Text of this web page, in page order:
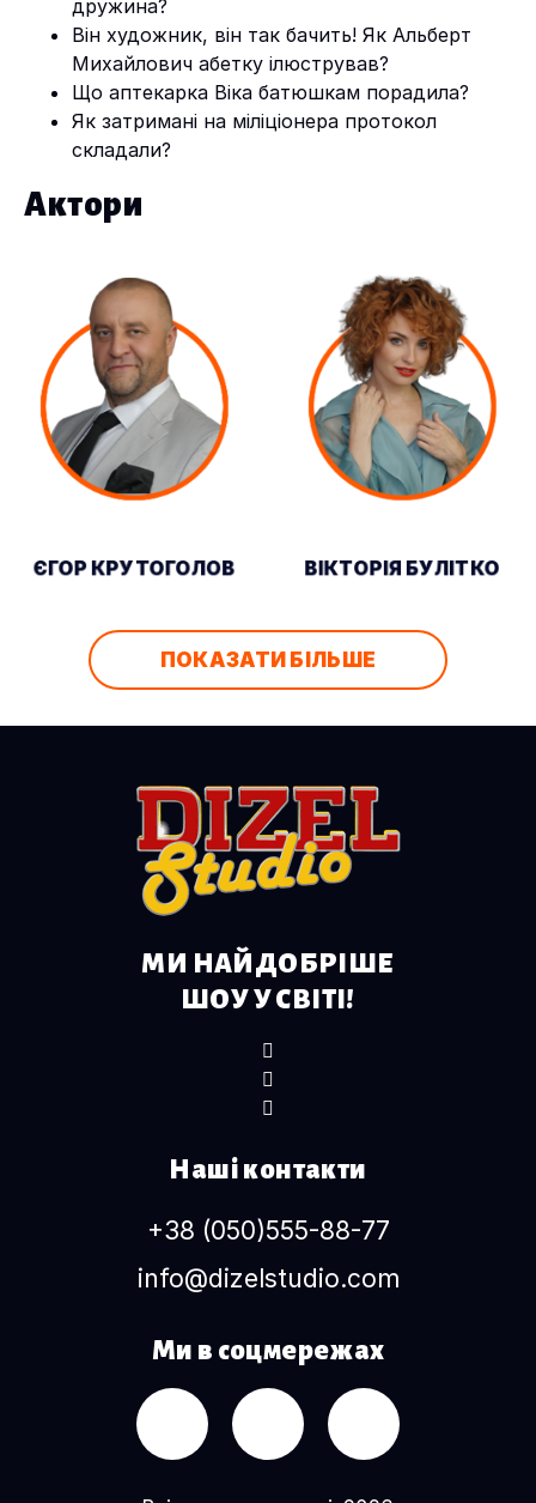
дружина?
Він художник, він так бачить! Як Альберт
Михайлович абетку ілюстрував?
Що аптекарка Віка батюшкам порадила?
Як затримані на міліціонера протокол
складали?
Актори
ЄГОР КРУТОГОЛОВ ВІКТОРІЯ БУЛІТКО
ПОКАЗАТИ БІЛЬШЕ
МИ НАЙДОБРІШЕ
ШОУ У СВІТІ!
Наші контакти
+38 (050)555-88-77
info@dizelstudio.com
Ми в соцмережах